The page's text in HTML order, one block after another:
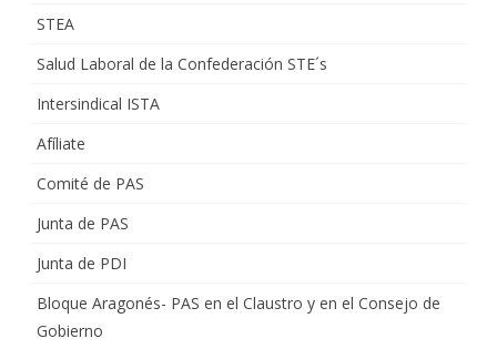
STEA
Salud Laboral de la Confederación STE´s
Intersindical ISTA
Afíliate
Comité de PAS
Junta de PAS
Junta de PDI
Bloque Aragonés- PAS en el Claustro y en el Consejo de
Gobierno